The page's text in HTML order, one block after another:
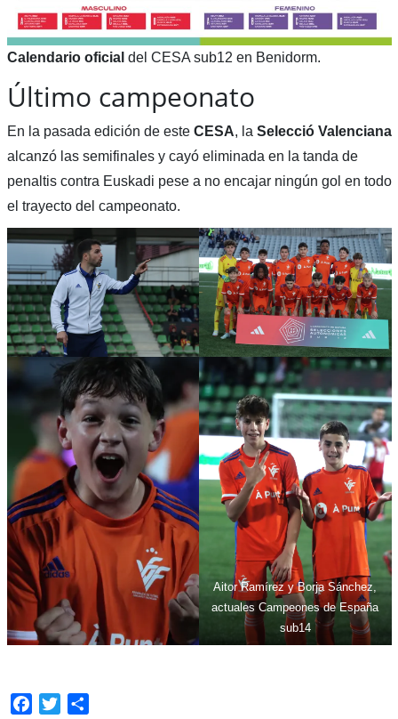
Calendario oficial del CESA sub12 en Benidorm.
Último campeonato
En la pasada edición de este CESA, la Selecció Valenciana
alcanzó las semifinales y cayó eliminada en la tanda de
penaltis contra Euskadi pese a no encajar ningún gol en todo
el trayecto del campeonato.
Aitor Ramírez y Borja Sánchez,
actuales Campeones de España
sub14
Facebook
Twitter